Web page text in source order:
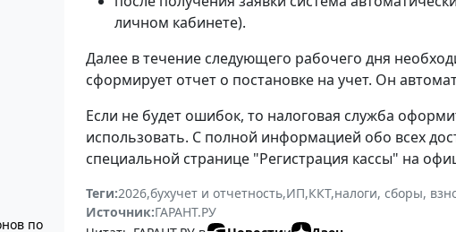
по
личном кабинете).
Далее в течение следующего рабочего дня
сформирует отчет о постановке на учет. Он
Если не будет ошибок, то налоговая служба
использовать. С полной информацией обо всех
специальной странице "Регистрация кассы" на
Теги:2026,бухучет и отчетность,ИП,ККТ,налоги, сборы,
Источник:ГАРАНТ.РУ